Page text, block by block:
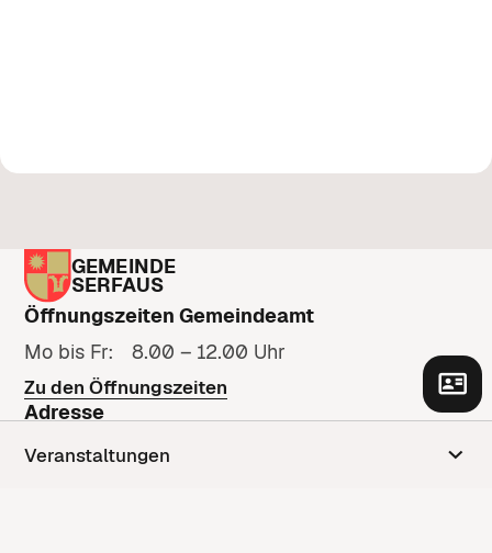
Veranstaltungen
GEMEINDE
SERFAUS
Öffnungszeiten Gemeindeamt
Mo bis Fr: 8.00 – 12.00 Uhr
Zu den Öffnungszeiten
Adresse
Gänsackerweg 2